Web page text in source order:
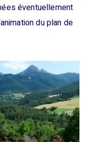
éventuellement
du plan de